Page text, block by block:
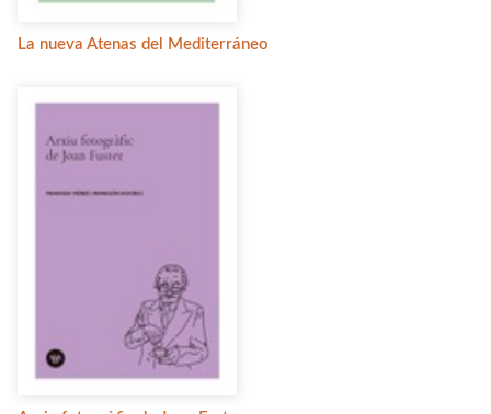
La nueva Atenas del Mediterráneo